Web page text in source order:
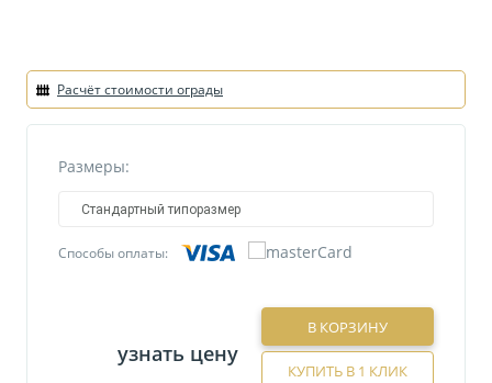
Расчёт стоимости ограды
Размеры:
Стандартный типоразмер
Способы оплаты:
узнать цену
В КОРЗИНУ
КУПИТЬ В 1 КЛИК